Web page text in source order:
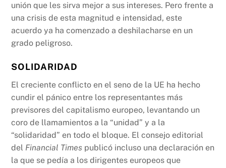
unión que les sirva mejor a sus intereses. Pero frente a
una crisis de esta magnitud e intensidad, este
acuerdo ya ha comenzado a deshilacharse en un
grado peligroso.
SOLIDARIDAD
El creciente conflicto en el seno de la UE ha hecho
cundir el pánico entre los representantes más
previsores del capitalismo europeo, levantando un
coro de llamamientos a la “unidad” y a la
“solidaridad” en todo el bloque. El consejo editorial
del Financial Times publicó incluso una declaración en
la que se pedía a los dirigentes europeos que